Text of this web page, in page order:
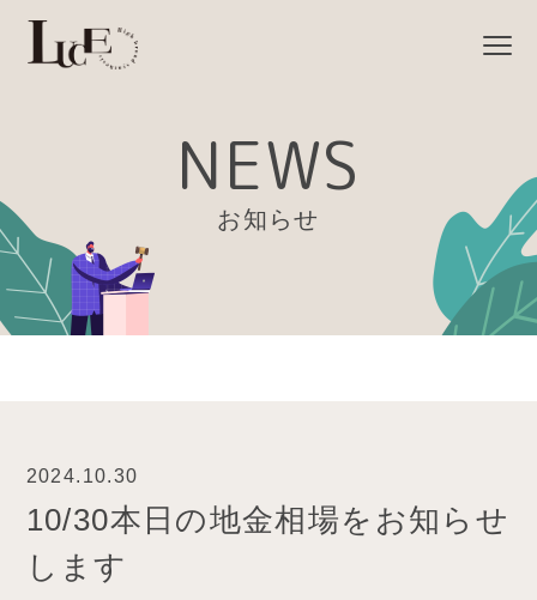
NEWS
お知らせ
2024.10.30
10/30本日の地金相場をお知らせ
します